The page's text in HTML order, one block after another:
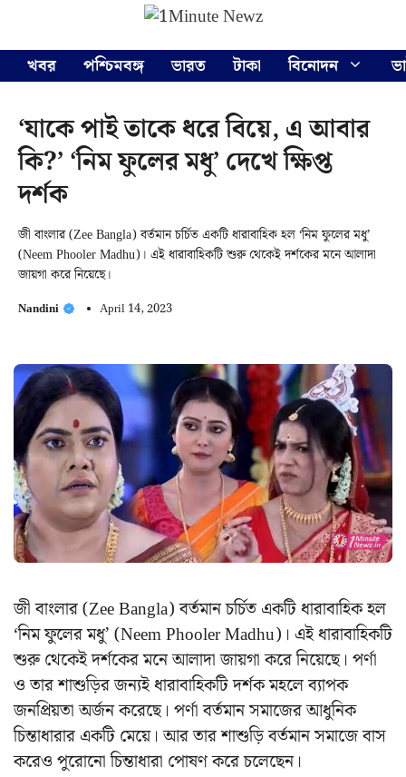
content
খবর
পশ্চিমবঙ্গ ভারত টাকা বিনোদন
‘যাকে পাই তাকে ধরে বিয়ে, এ আবার
কি?’ ‘নিম ফুলের মধু’ দেখে ক্ষিপ্ত
দর্শক
জী বাংলার (Zee Bangla) বর্তমান চর্চিত একটি ধারাবাহিক হল ‘নিম ফুলের মধু’
(Neem Phooler Madhu)। এই ধারাবাহিকটি শুরু থেকেই দর্শকের মনে আলাদা
জায়গা করে নিয়েছে।
Nandini April 14, 2023
জী বাংলার (Zee Bangla) বর্তমান চর্চিত একটি ধারাবাহিক হল
‘নিম ফুলের মধু’ (Neem Phooler Madhu)। এই ধারাবাহিকটি
শুরু থেকেই দর্শকের মনে আলাদা জায়গা করে নিয়েছে। পর্ণা
ও তার শাশুড়ির জন্যই ধারাবাহিকটি দর্শক মহলে ব্যাপক
জনপ্রিয়তা অর্জন করেছে। পর্ণা বর্তমান সমাজের আধুনিক
চিন্তাধারার একটি মেয়ে। আর তার শাশুড়ি বর্তমান সমাজে বাস
করেও পুরোনো চিন্তাধারা পোষণ করে চলেছেন।